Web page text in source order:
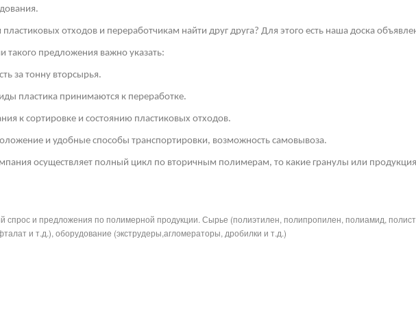
отходов и переработчикам найти друг друга? Для этого есть наша доска
такого предложения важно указать:
за тонну вторсырья.
пластика принимаются к переработке.
к сортировке и состоянию пластиковых отходов.
и удобные способы транспортировки, возможность самовывоза.
осуществляет полный цикл по вторичным полимерам, то какие гранулы или продукция
спрос и предложения по полимерной продукции. Сырье (полиэтилен, полипропилен, полиамид,
и т.д.), оборудование (экструдеры,агломераторы, дробилки и т.д.)